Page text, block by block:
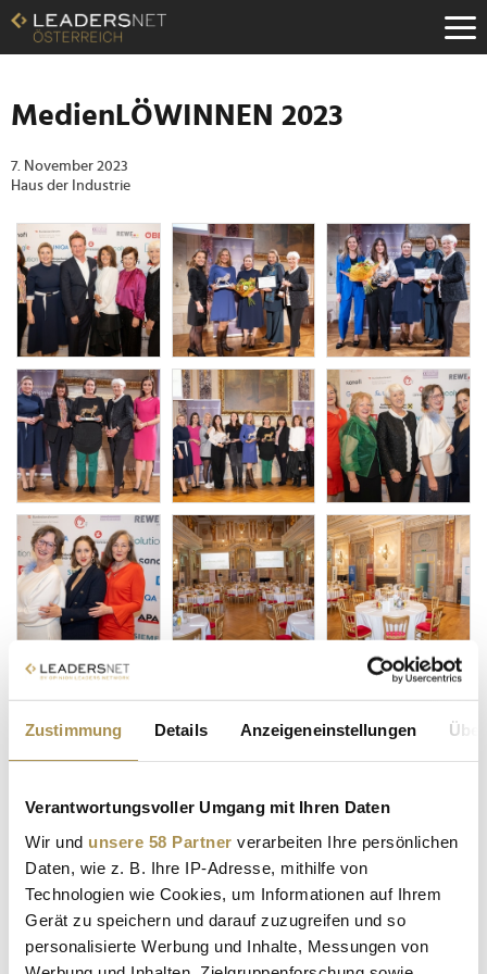
Zustimmung Details Anzeigeneinstellungen
Verantwortungsvoller Umgang mit Ihren Daten
Wir und unsere 58 Partner verarbeiten Ihre persönlichen
Daten, wie z. B. Ihre IP-Adresse, mithilfe von
Technologien wie Cookies, um Informationen auf Ihrem
Gerät zu speichern und darauf zuzugreifen und so
personalisierte Werbung und Inhalte, Messungen von
Zum
Inhalt
Zur
Navigation
ZurMedienLÖWINNEN 2023
7. November 2023
Haus der Industrie